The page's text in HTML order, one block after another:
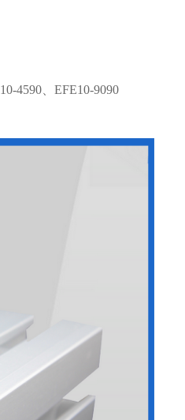
4590、EFE10-9090